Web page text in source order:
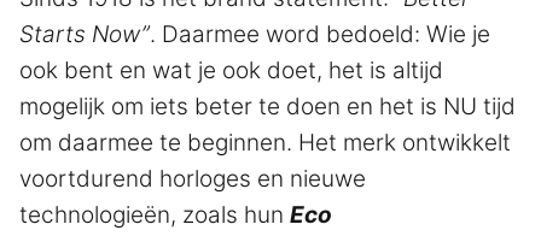
Starts Now”. Daarmee word bedoeld: Wie je
ook bent en wat je ook doet, het is altijd
mogelijk om iets beter te doen en het is NU tijd
om daarmee te beginnen. Het merk ontwikkelt
voortdurend horloges en nieuwe
technologieën, zoals hun Eco